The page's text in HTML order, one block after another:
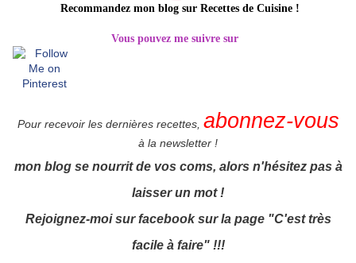
Recommandez mon blog sur Recettes de Cuisine!
Vous pouvez me suivre sur
Pour recevoir les dernières recettes, abonnez-vous
à la newsletter !
mon blog se nourrit de vos coms, alors n'hésitez pas à
laisser un mot !
Rejoignez-moi sur facebook sur la page "C'est très
facile à faire" !!!